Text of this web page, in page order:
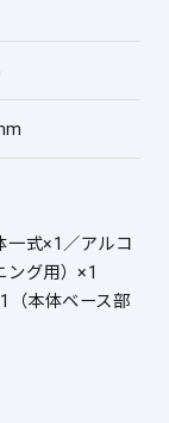
一式×1／アルコ
ング用）×1
（本体ベース部